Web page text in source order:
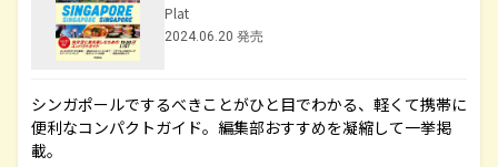
Plat
2024.06.20 発売
シンガポールでするべきことがひと目でわかる、軽くて携帯に
便利なコンパクトガイド。編集部おすすめを凝縮して一挙掲
載。